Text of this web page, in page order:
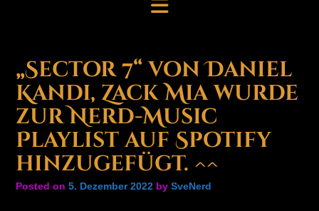
„Sector 7“ von Daniel
Kandi, Zack Mia wurde
zur Nerd-Music
Playlist auf Spotify
hinzugefügt. ^^
Posted on 5. Dezember 2022 by SveNerd